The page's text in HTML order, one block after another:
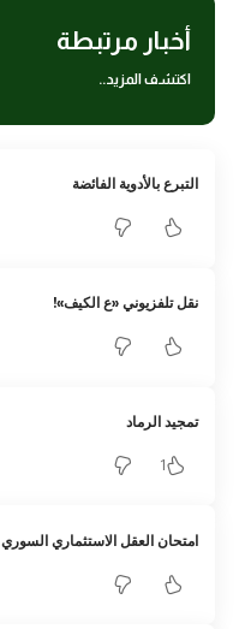
أخبار مرتبطة
اكتشف المزيد..
التبرع بالأدوية الفائضة
نقل تلفزيوني «ع الكيف»!
تمجيد الرماد
1
امتحان العقل الاستثماري السوري